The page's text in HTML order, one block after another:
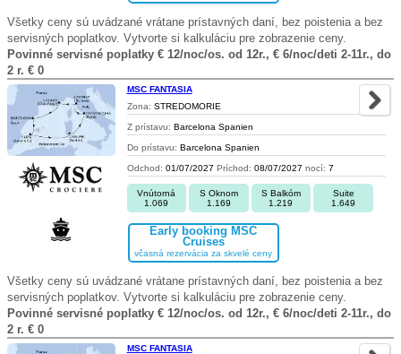
Všetky ceny sú uvádzané vrátane prístavných daní, bez poistenia a bez
servisných poplatkov. Vytvorte si kalkuláciu pre zobrazenie ceny.
Povinné servisné poplatky € 12/noc/os. od 12r., € 6/noc/deti 2-11r., do
2 r. € 0
MSC FANTASIA
Zona: STREDOMORIE
Z prístavu: Barcelona Spanien
Do prístavu: Barcelona Spanien
Odchod: 01/07/2027 Príchod: 08/07/2027 nocí: 7
Vnútorná
1.069
S Oknom
1.169
S Balkóm
1.219
Suite
1.649
Early booking MSC
Cruises
včasná rezervácia za skvelé ceny
Všetky ceny sú uvádzané vrátane prístavných daní, bez poistenia a bez
servisných poplatkov. Vytvorte si kalkuláciu pre zobrazenie ceny.
Povinné servisné poplatky € 12/noc/os. od 12r., € 6/noc/deti 2-11r., do
2 r. € 0
MSC FANTASIA